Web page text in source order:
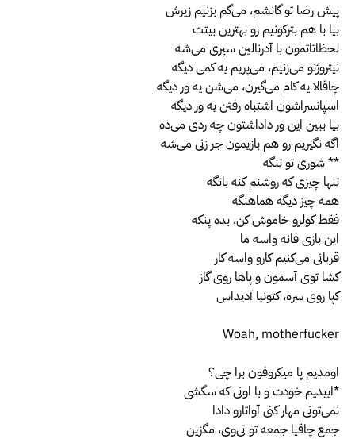
پیش رضا تو گانشم، می‌گم بزنیم زیرش
بیا با هم بترکونیم رو بهترین بیتت
لحظاتاتمون با آدرنالین سپری می‌شه
نیتروژنو می‌زنیم، می‌پریم یه کمی دیگه
چاقالا یه کام می‌گیرن، می‌شن یه ور دیگه
اسپانسراشون اشتباه رفتن یه ور دیگه
بیا ببین این ور داداشتون چه ردی می‌ده
اگه نگیریم رو هم بازیمون جر زنی می‌شه
** شوری تو تنگه
تنها چیزی که روشنم کنه بانگه
همه چیز دیگه هماهنگه
فقط کولرو خاموش کن، بده پنکه
این بازی فانه واسه ما
قربانی می‌کنیم کارو واسه کار
کشا توی آسمون و پاها روی گاز
کپا روی سره، کتونیا آدیداس
Woah, motherfucker
اومدیم پا میکروفون برا چی؟
*اییدیم خودت و با اونی که سگشی
نمی‌تونی مهار کنی آواتارو دادا
جمع چاقیا جمعه تو تی‌وی، مگزین